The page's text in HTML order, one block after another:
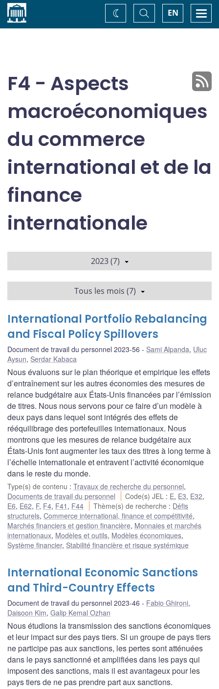
Accueil EN
Basculer
la
recherche
Changez
de
F4 - Aspects
macroéconomiques
du commerce
international et de la
finance
internationale
2023 (7)
Tous les mois (7)
International Portfolio Rebalancing
and Fiscal Policy Spillovers
Document de travail du personnel 2023-56 Sami Alpanda, Uluc
Aysun, Serdar Kabaca
Nous évaluons sur le plan théorique et empirique les effets
d’entraînement sur les autres économies des mesures de
relance budgétaire aux États-Unis financées par l’émission
de titres. Nous nous servons pour ce faire d’un modèle à
deux pays dans lequel sont intégrés des effets de
rééquilibrage des portefeuilles internationaux. Nous
montrons que les mesures de relance budgétaire aux
États-Unis font augmenter les taux des titres à long terme à
l’échelle internationale et entravent l’activité économique
dans le reste du monde.
Type(s) de contenu : Travaux de recherche du personnel,
Documents de travail du personnel
Code(s) JEL : E, E3, E32,
E6, E62, F, F4, F41 , F44 Thème(s) de recherche : Défis
structurels, Commerce international, finance et compétitivité,
Marchés financiers et gestion financière, Monnaies et marchés
internationaux, Modèles et outils, Modèles économiques,
Système financier, Stabilité financière et risque systémique
International Economic Sanctions
and Third-Country Effects
Document de travail du personnel 2023-46 Fabio Ghironi,
Daisoon Kim, Galip Kemal Ozhan
Nous étudions la transmission des sanctions économiques
et leur impact sur des pays tiers. Si un groupe de pays tiers
ne participe pas aux sanctions, les pertes sont atténuées
dans le pays sanctionné et amplifiées dans les pays qui
imposent des sanctions, mais il est avantageux pour les
pays tiers de ne pas prendre part aux sanctions.